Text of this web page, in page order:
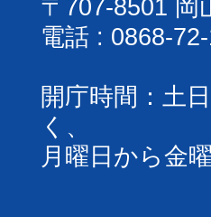
〒707-8501 岡
電話 : 0868-72-
開庁時間：土
く、
月曜日から金